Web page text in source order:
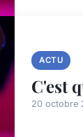
ACTU
C'est
20 octobre